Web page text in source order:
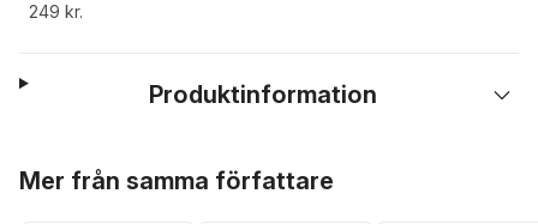
249 kr.
Produktinformation
Mer från samma författare